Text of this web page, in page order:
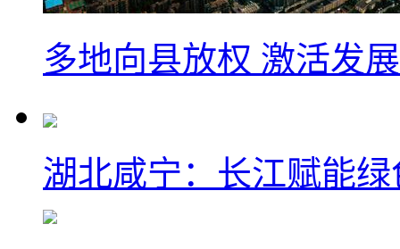
多地向县放权 激活发
湖北咸宁：长江赋能